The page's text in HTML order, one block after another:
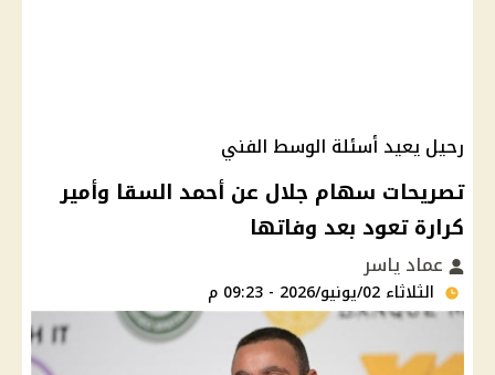
رحيل يعيد أسئلة الوسط الفني
تصريحات سهام جلال عن أحمد السقا وأمير
كرارة تعود بعد وفاتها
عماد ياسر
الثلاثاء 02/يونيو/2026 - 09:23 م